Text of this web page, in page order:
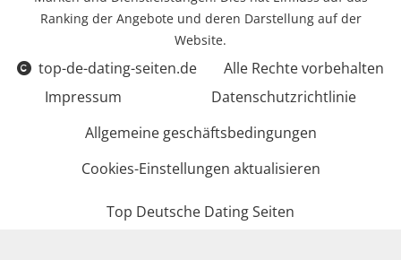
Ranking der Angebote und deren Darstellung auf der
Website.
top-de-dating-seiten.de
Alle Rechte vorbehalten
Impressum
Datenschutzrichtlinie
Allgemeine geschäftsbedingungen
Cookies-Einstellungen aktualisieren
Top Deutsche Dating Seiten